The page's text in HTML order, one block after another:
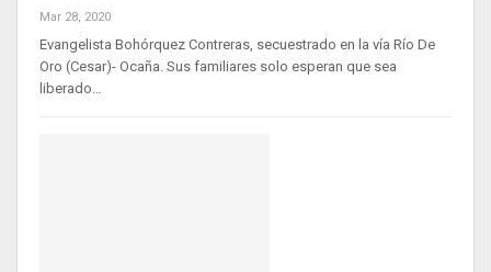
Mar 28, 2020
Evangelista Bohórquez Contreras, secuestrado en la vía Río De
Oro (Cesar)- Ocaña. Sus familiares solo esperan que sea
liberado…